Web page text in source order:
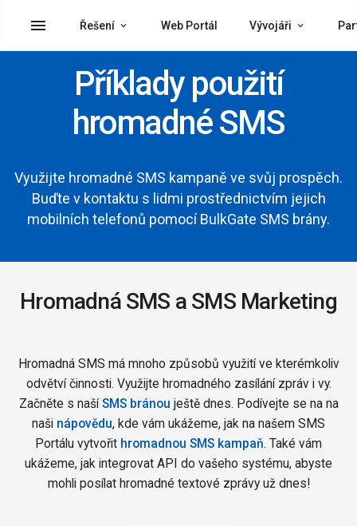
menu Řešení Web Portál Vývojáři
Příklady použití
hromadné SMS
Využijte hromadné SMS kampaně ve svůj prospěch.
Buďte v kontaktu s lidmi prostřednictvím jejich
mobilních telefonů pomocí BulkGate SMS brány.
Hromadná SMS a SMS Marketing
Hromadná SMS má mnoho způsobů využití ve kterémkoliv
odvětví činnosti. Využijte hromadného zasílání zpráv i vy.
Začněte s našíSMS bránou ještě dnes. Podívejte se na na
naši nápovědu, kde vám ukážeme, jak na našem SMS
Portálu vytvořit hromadnou SMS kampaň. Také vám
ukážeme, jak integrovat API do vašeho systému, abyste
mohli posílat hromadné textové zprávy už dnes!